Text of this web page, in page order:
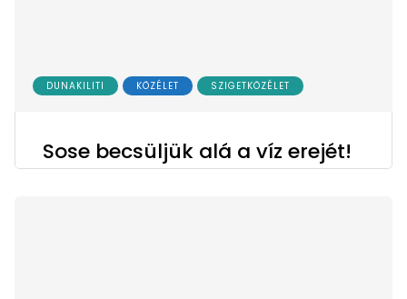
DUNAKILITI KÖZÉLET SZIGETKÖZÉLET
Sose becsüljük alá a víz erejét!